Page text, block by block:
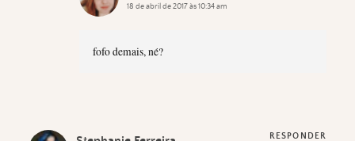
18 de abril de 2017 às 10:34 am
fofo demais, né?
RESPONDER